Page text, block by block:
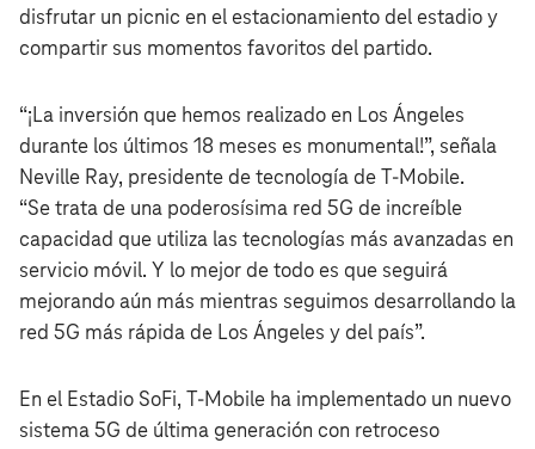
disfrutar un picnic en el estacionamiento del estadio y
compartir sus momentos favoritos del partido.
“¡La inversión que hemos realizado en Los Ángeles
durante los últimos 18 meses es monumental!”, señala
Neville Ray, presidente de tecnología de T‑Mobile.
“Se trata de una poderosísima red 5G de increíble
capacidad que utiliza las tecnologías más avanzadas en
servicio móvil. Y lo mejor de todo es que seguirá
mejorando aún más mientras seguimos desarrollando la
red 5G más rápida de Los Ángeles y del país”.
En el Estadio SoFi, T‑Mobile ha implementado un nuevo
sistema 5G de última generación con retroceso